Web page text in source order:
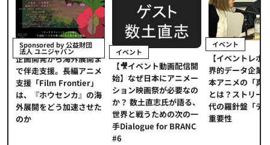
Sponsored by 公益財団
法人 ユニジャパン
企画開発から海外展開ま
で伴走支援。長編アニメ
支援「Film Frontier」
は、『ホウセンカ』の海
外展開をどう加速させた
のか
イベント
【🎥イベント動画配信開
始】なぜ日本にアニメー
ション映画祭が必要なの
か？ 数土直志氏が語る、
世界と戦うための次の一
手Dialogue for BRANC
#6
イベント
【イベントレポ
界的データ企業
本アニメの「真
とは？ストリー
代の羅針盤「デ
重要性